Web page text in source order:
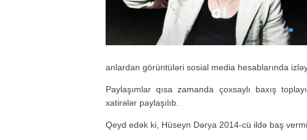
anlardan görüntüləri sosial media hesablarında
Paylaşımlar qısa zamanda çoxsaylı baxış
xatirələr paylaşılıb.
Qeyd edək ki, Hüseyn Dərya 2014-cü ildə baş